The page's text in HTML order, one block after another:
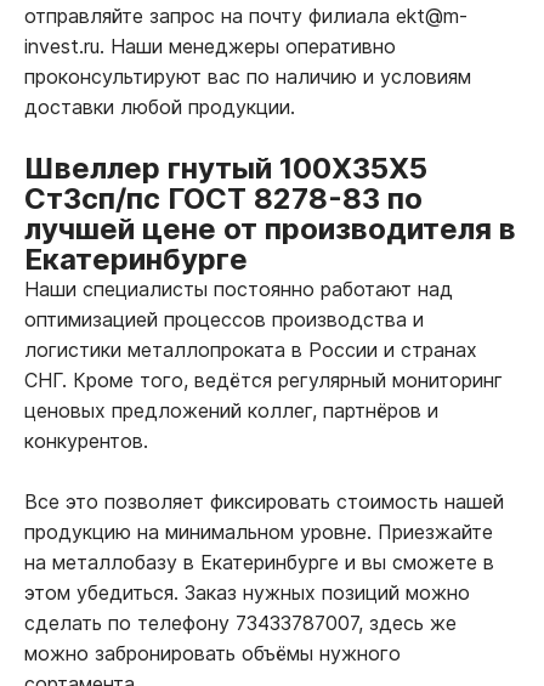
отправляйте запрос на почту филиала ekt@m-
invest.ru. Наши менеджеры оперативно
проконсультируют вас по наличию и условиям
доставки любой продукции.
Швеллер гнутый 100Х35Х5
Ст3сп/пс ГОСТ 8278-83 по
лучшей цене от производителя в
Екатеринбурге
Наши специалисты постоянно работают над
оптимизацией процессов производства и
логистики металлопроката в России и странах
СНГ. Кроме того, ведётся регулярный мониторинг
ценовых предложений коллег, партнёров и
конкурентов.
Все это позволяет фиксировать стоимость нашей
продукцию на минимальном уровне. Приезжайте
на металлобазу в Екатеринбурге и вы сможете в
этом убедиться. Заказ нужных позиций можно
сделать по телефону 73433787007, здесь же
можно забронировать объёмы нужного